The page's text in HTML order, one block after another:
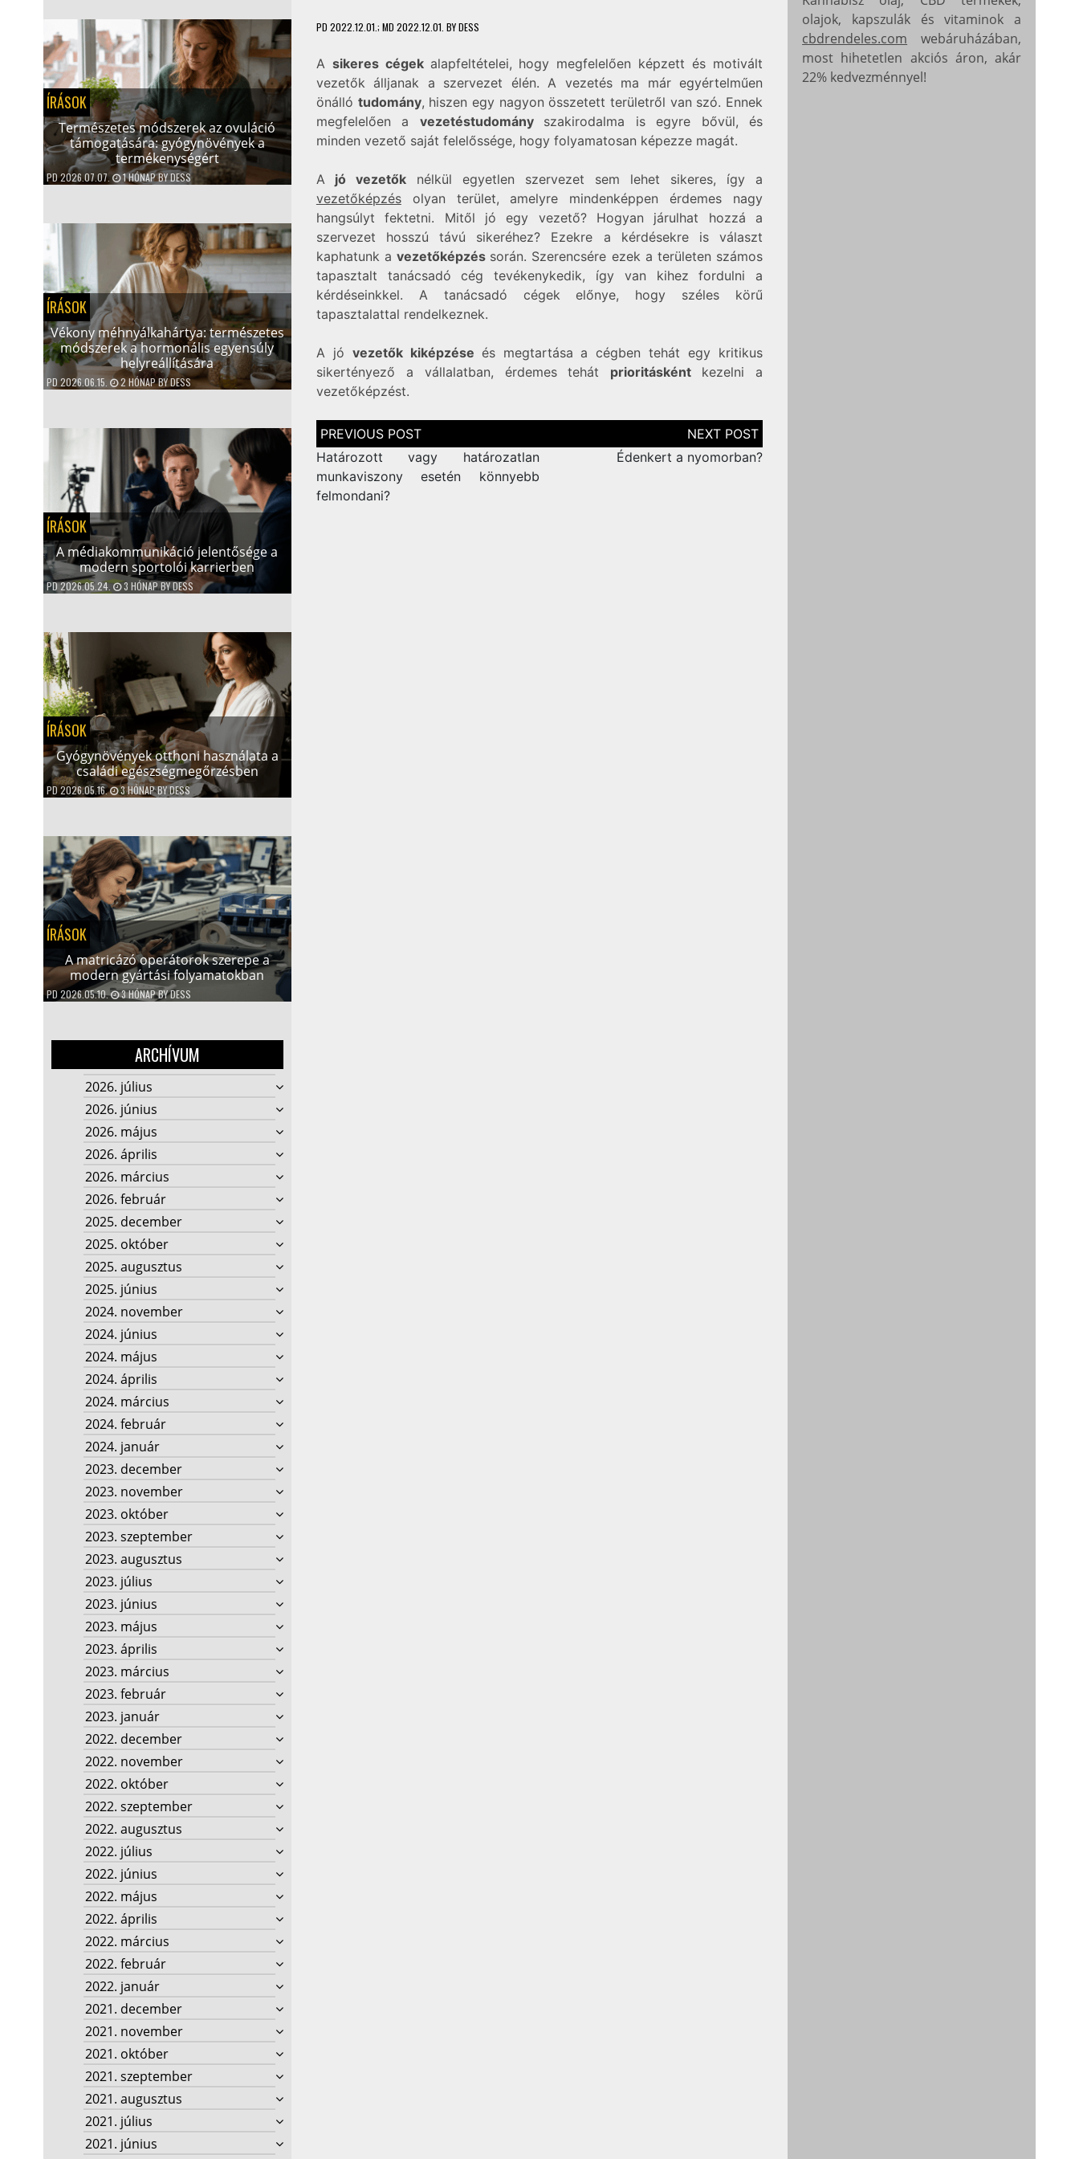
ÍRÁSOK
Természetes módszerek az ovuláció
támogatására: gyógynövények a
termékenységért
PD2026.07.07. 1 HÓNAPBYDESS
ÍRÁSOK
Vékony méhnyálkahártya: természetes
módszerek a hormonális egyensúly
helyreállítására
PD2026.06.15. 2 HÓNAPBYDESS
ÍRÁSOK
A médiakommunikáció jelentősége a
modern sportolói karrierben
PD2026.05.24. 3 HÓNAPBYDESS
ÍRÁSOK
Gyógynövények otthoni használata a
családi egészségmegőrzésben
PD2026.05.16. 3 HÓNAPBYDESS
ÍRÁSOK
A matricázó operátorok szerepe a
modern gyártási folyamatokban
PD2026.05.10. 3 HÓNAPBYDESS
ARCHÍVUM
2026. július
2026. június
2026. május
2026. április
2026. március
2026. február
2025. december
2025. október
2025. augusztus
2025. június
2024. november
2024. június
2024. május
2024. április
2024. március
2024. február
2024. január
2023. december
2023. november
2023. október
2023. szeptember
2023. augusztus
2023. július
2023. június
2023. május
2023. április
2023. március
2023. február
2023. január
2022. december
2022. november
2022. október
2022. szeptember
2022. augusztus
2022. július
2022. június
2022. május
2022. április
2022. március
2022. február
2022. január
2021. december
2021. november
2021. október
2021. szeptember
2021. augusztus
2021. július
2021. június
PD 2022.12.01. ; MD 2022.12.01. BYDESS
A sikeres cégek alapfeltételei, hogy megfelelően képzett és motivált
vezetők álljanak a szervezet élén. A vezetés ma már egyértelműen
önálló tudomány, hiszen egy nagyon összetett területről van szó. Ennek
megfelelően a vezetéstudomány szakirodalma is egyre bővül, és
minden vezető saját felelőssége, hogy folyamatosan képezze magát.
A jó vezetőknélkül egyetlen szervezet sem lehet sikeres, így a
vezetőképzésolyan terület, amelyre mindenképpen érdemes nagy
hangsúlyt fektetni. Mitől jó egy vezető? Hogyan járulhat hozzá a
szervezet hosszú távú sikeréhez? Ezekre a kérdésekre is választ
kaphatunk avezetőképzés során. Szerencsére ezek a területen számos
tapasztalt tanácsadó cég tevékenykedik, így van kihez fordulni a
kérdéseinkkel. A tanácsadó cégek előnye, hogy széles körű
tapasztalattal rendelkeznek.
A jó vezetők kiképzése és megtartása a cégben tehát egy kritikus
sikertényező a vállalatban, érdemes tehát prioritásként kezelni a
vezetőképzést.
Bejegyzés
navigáció
Határozott vagy határozatlan
munkaviszony esetén könnyebb
felmondani?
Édenkert a nyomorban?
olajok, kapszulák és vitaminok a
cbdrendeles.com webáruházában,
most hihetetlen akciós áron, akár
22% kedvezménnyel!